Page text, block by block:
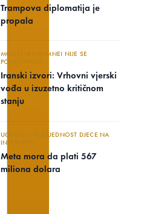
Trampova diplomatija je
propala
MODŽTABA HAMNEI NIJE SE
POJAVLJIVAO..
Iranski izvori: Vrhovni vjerski
vođa u izuzetno kritičnom
stanju
UGROZILA BEZBJEDNOST DJECE NA
INTERNETU
Meta mora da plati 567
miliona dolara